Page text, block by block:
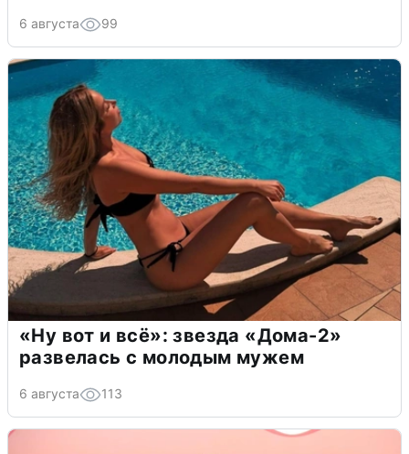
6 августа 99
«Ну вот и всё»: звезда «Дома-2»
развелась с молодым мужем
6 августа 113